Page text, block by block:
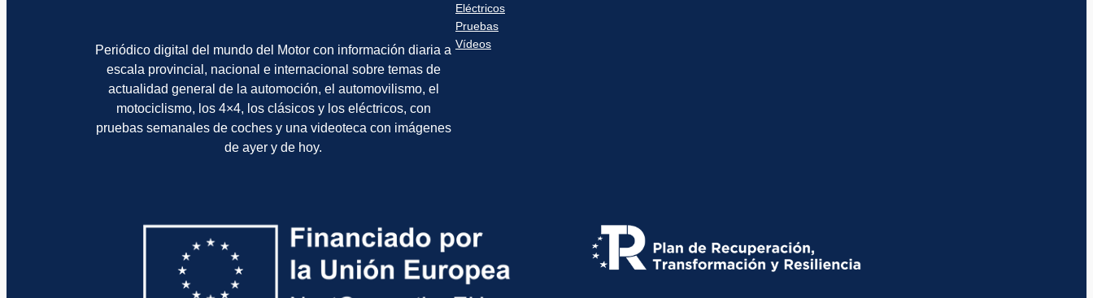
Periódico digital del mundo del Motor con información diaria a
escala provincial, nacional e internacional sobre temas de
actualidad general de la automoción, el automovilismo, el
motociclismo, los 4×4, los clásicos y los eléctricos, con
pruebas semanales de coches y una videoteca con imágenes
de ayer y de hoy.
Eléctricos
Pruebas
Vídeos